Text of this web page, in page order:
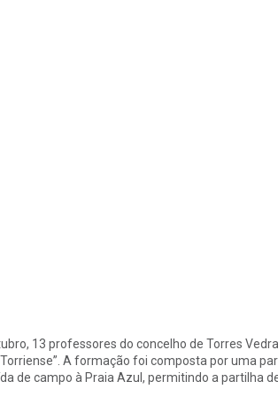
13 professores do concelho de Torres
A formação foi composta por uma
de campo à Praia Azul, permitindo a partilha